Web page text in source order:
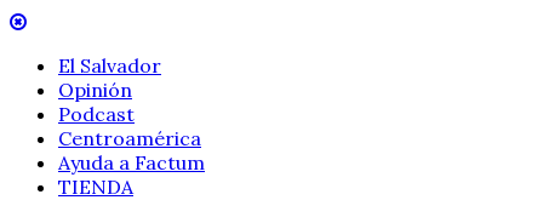
El Salvador
Opinión
Podcast
Centroamérica
Ayuda a Factum
TIENDA